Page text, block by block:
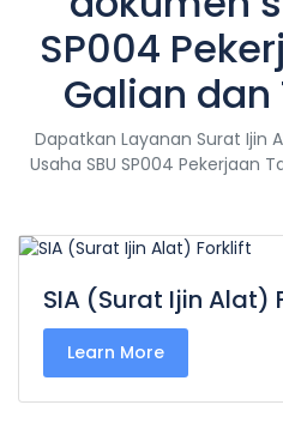
SP004
Galian
Dapatkan Layanan Surat Ijin
Usaha SBU SP004 Pekerjaan
SIA (Surat Ijin Alat)
Learn More